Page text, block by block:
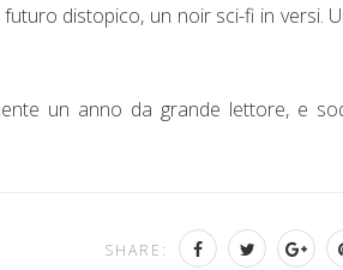
distopico, un noir sci-fi in versi.
un anno da grande lettore, e
SHARE: